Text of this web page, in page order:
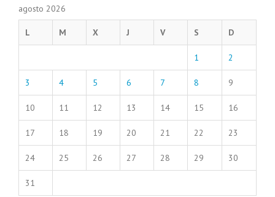
agosto 2026
L M X J V S D
1 2
3 4 5 6 7 8 9
10 11 12 13 14 15 16
17 18 19 20 21 22 23
24 25 26 27 28 29 30
31